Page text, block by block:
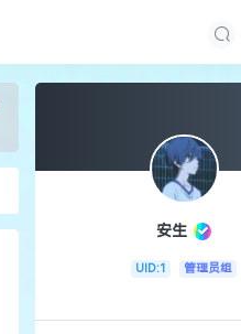
安生
UID:1 管理员组